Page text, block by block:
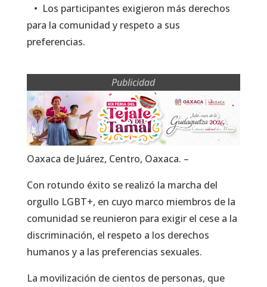
• Los participantes exigieron más derechos
para la comunidad y respeto a sus
preferencias.
Publicidad
Oaxaca de Juárez, Centro, Oaxaca. –
Con rotundo éxito se realizó la marcha del
orgullo LGBT+, en cuyo marco miembros de la
comunidad se reunieron para exigir el cese a la
discriminación, el respeto a los derechos
humanos y a las preferencias sexuales.
La movilización de cientos de personas, que